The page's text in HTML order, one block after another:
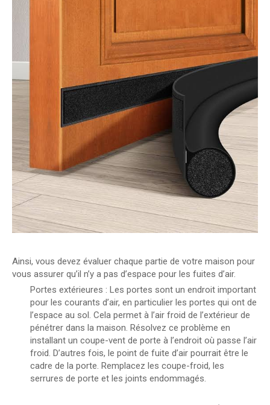
Ainsi, vous devez évaluer chaque partie de votre maison pour
vous assurer qu’il n’y a pas d’espace pour les fuites d’air.
Portes extérieures : Les portes sont un endroit important
pour les courants d’air, en particulier les portes qui ont de
l’espace au sol. Cela permet à l’air froid de l’extérieur de
pénétrer dans la maison. Résolvez ce problème en
installant un coupe-vent de porte à l’endroit où passe l’air
froid. D’autres fois, le point de fuite d’air pourrait être le
cadre de la porte. Remplacez les coupe-froid, les
serrures de porte et les joints endommagés.